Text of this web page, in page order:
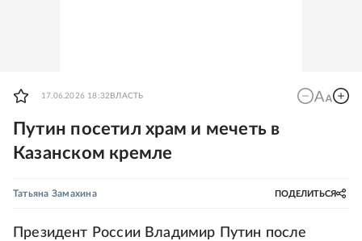
17.06.2026 18:32 ВЛАСТЬ
Путин посетил храм и мечеть в
Казанском кремле
Татьяна Замахина ПОДЕЛИТЬСЯ
Президент России Владимир Путин после